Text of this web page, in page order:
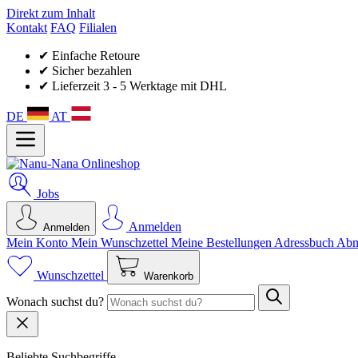
Direkt zum Inhalt
Kontakt FAQ Filialen
✔ Einfache Retoure
✔ Sicher bezahlen
✔ Lieferzeit 3 - 5 Werktage mit DHL
DE AT
Jobs
Anmelden
Anmelden
Mein Konto Mein Wunsch­zettel Meine Bestellungen Adressbuch
Wunschzettel Warenkorb
Wonach suchst du?